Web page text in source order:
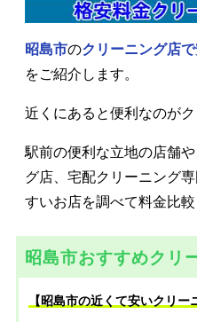
昭島市のクリーニング店
をご紹介します。
近くにあると便利なのがク
駅前の便利な立地の店舗
グ店、宅配クリーニング
すいお店を調べて料金比較
昭島市おすすめクリ
【昭島市の近くて安いクリー